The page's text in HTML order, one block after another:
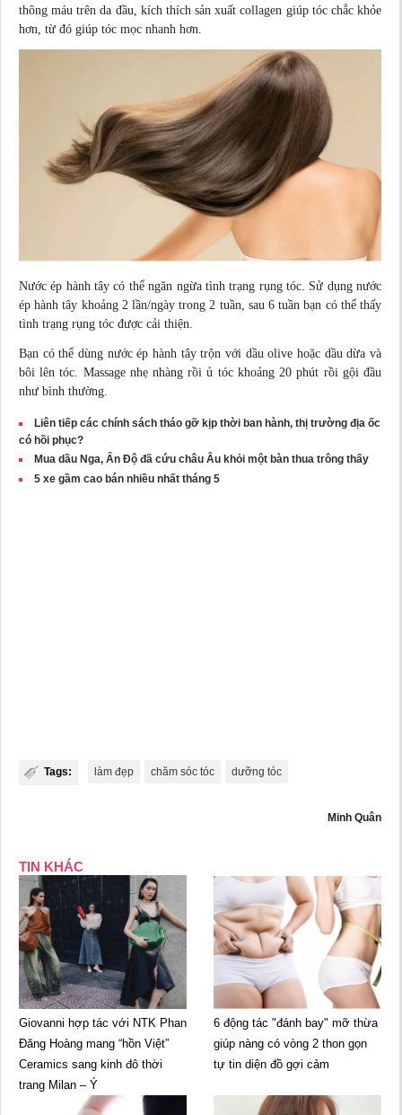
thông máu trên da đầu, kích thích sản xuất collagen giúp tóc chắc khỏe
hơn, từ đó giúp tóc mọc nhanh hơn.
Nước ép hành tây có thể ngăn ngừa tình trạng rụng tóc. Sử dụng nước
ép hành tây khoảng 2 lần/ngày trong 2 tuần, sau 6 tuần bạn có thể thấy
tình trạng rụng tóc được cải thiện.
Bạn có thể dùng nước ép hành tây trộn với dầu olive hoặc dầu dừa và
bôi lên tóc. Massage nhẹ nhàng rồi ủ tóc khoảng 20 phút rồi gội đầu
như bình thường.
Liên tiếp các chính sách tháo gỡ kịp thời ban hành, thị trường địa ốc
có hồi phục?
Mua dầu Nga, Ấn Độ đã cứu châu Âu khỏi một bàn thua trông thấy
5 xe gầm cao bán nhiều nhất tháng 5
Tags: làm đẹp chăm sóc tóc dưỡng tóc
Minh Quân
TIN KHÁC
Giovanni hợp tác với NTK Phan
Đăng Hoàng mang “hồn Việt”
Ceramics sang kinh đô thời
trang Milan – Ý
6 động tác "đánh bay" mỡ thừa
giúp nàng có vòng 2 thon gọn
tự tin diện đồ gợi cảm